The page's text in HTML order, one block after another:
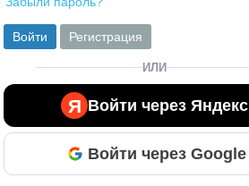
Войти Регистрация
ИЛИ
Я Войти через Яндекс
Войти через Google